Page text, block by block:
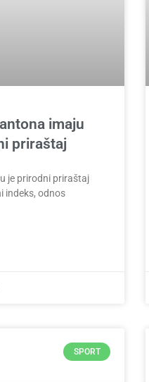
imaju
priraštaj
je prirodni priraštaj
indeks, odnos
SPORT